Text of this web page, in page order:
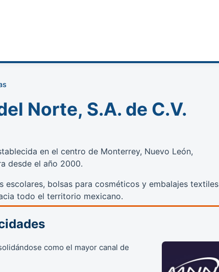
Norte, S.A. de C.V.
en el centro de Monterrey, Nuevo León,
desde el año 2000.
bolsas para cosméticos y embalajes textiles
todo el territorio mexicano.
como el mayor canal de